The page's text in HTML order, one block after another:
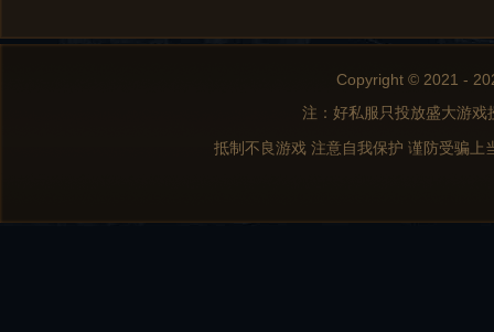
Copyright © 2021 -
注：好私服只投放盛大游
抵制不良游戏 注意自我保护 谨防受骗